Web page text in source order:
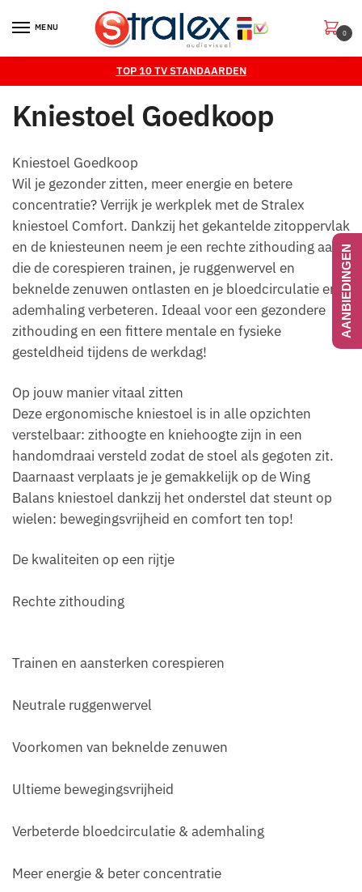
MENU
0
TOP 10 TV STANDAARDEN
Kniestoel Goedkoop
Kniestoel Goedkoop
Wil je gezonder zitten, meer energie en betere
concentratie? Verrijk je werkplek met de Stralex
kniestoel Comfort. Dankzij het gekantelde zitoppervlak
en de kniesteunen neem je een rechte zithouding aan
die de corespieren trainen, je ruggenwervel en
beknelde zenuwen ontlasten en je bloedcirculatie en
ademhaling verbeteren. Ideaal voor een gezondere
zithouding en een fittere mentale en fysieke
gesteldheid tijdens de werkdag!
Op jouw manier vitaal zitten
Deze ergonomische kniestoel is in alle opzichten
verstelbaar: zithoogte en kniehoogte zijn in een
handomdraai versteld zodat de stoel als gegoten zit.
Daarnaast verplaats je je gemakkelijk op de Wing
Balans kniestoel dankzij het onderstel dat steunt op
wielen: bewegingsvrijheid en comfort ten top!
De kwaliteiten op een rijtje
Rechte zithouding
Trainen en aansterken corespieren
Neutrale ruggenwervel
Voorkomen van beknelde zenuwen
Ultieme bewegingsvrijheid
Verbeterde bloedcirculatie & ademhaling
Meer energie & beter concentratie
AANBIEDINGEN